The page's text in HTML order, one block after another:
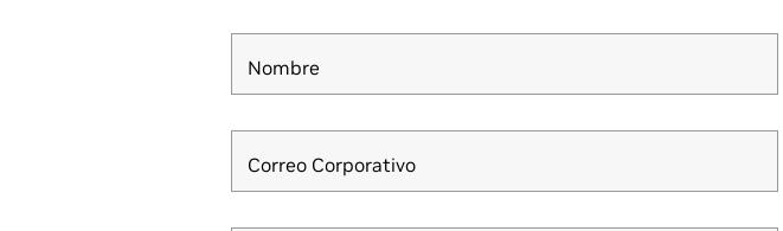
Nombre
Correo Corporativo